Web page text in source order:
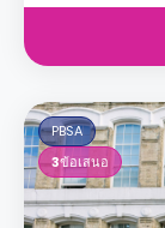
PBSA
3ข้อเสนอ